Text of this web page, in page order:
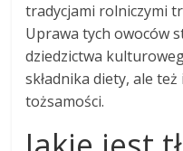
tradycjami rolniczymi
Uprawa tych owoców
dziedzictwa
składnika diety, ale
tożsamości.